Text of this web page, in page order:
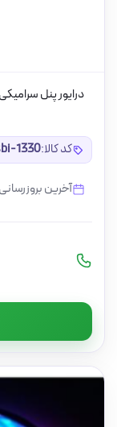
درایور پنل سرامیکی 18 وات اپتنیکا
کد کالا:1330
آخرین